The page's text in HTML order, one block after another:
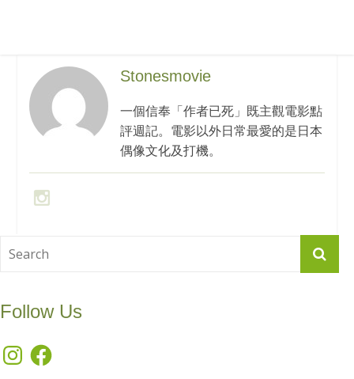
Stonesmovie
一個信奉「作者已死」既主觀電影點
評週記。電影以外日常最愛的是日本
偶像文化及打機。
Follow Us
InstagramFacebook